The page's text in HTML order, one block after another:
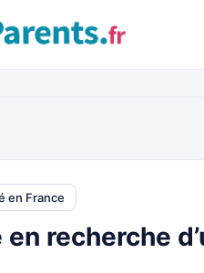
en France
en recherche